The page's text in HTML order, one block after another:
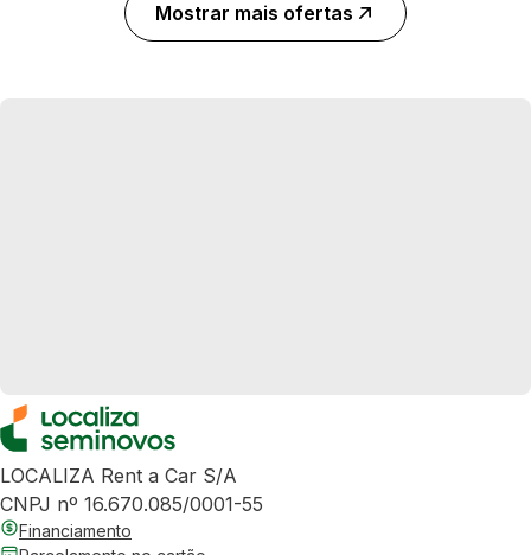
Mostrar mais ofertas
LOCALIZA Rent a Car S/A
CNPJ nº 16.670.085/0001-55
Financiamento